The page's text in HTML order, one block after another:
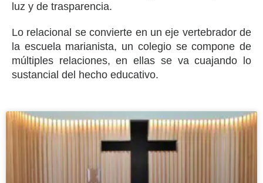
luz y de trasparencia.
Lo relacional se convierte en un eje vertebrador de
la escuela marianista, un colegio se compone de
múltiples relaciones, en ellas se va cuajando lo
sustancial del hecho educativo.